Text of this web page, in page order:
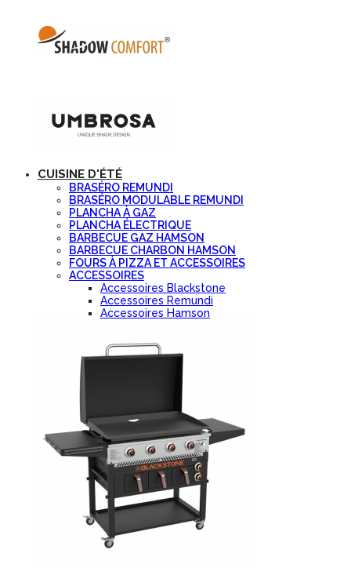
CUISINE D'ÉTÉ
BRASÉRO REMUNDI
BRASÉRO MODULABLE REMUNDI
PLANCHA À GAZ
PLANCHA ÉLECTRIQUE
BARBECUE GAZ HAMSON
BARBECUE CHARBON HAMSON
FOURS À PIZZA ET ACCESSOIRES
ACCESSOIRES
Accessoires Blackstone
Accessoires Remundi
Accessoires Hamson